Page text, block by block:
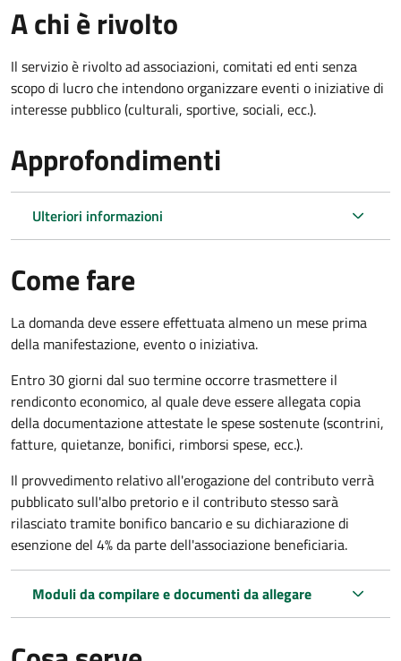
A chi è rivolto
Il servizio è rivolto ad associazioni, comitati ed enti senza
scopo di lucro che intendono organizzare eventi o iniziative di
interesse pubblico (culturali, sportive, sociali, ecc.).
Approfondimenti
Ulteriori informazioni
Come fare
La domanda deve essere effettuata almeno un mese prima
della manifestazione, evento o iniziativa.
Entro 30 giorni dal suo termine occorre trasmettere il
rendiconto economico, al quale deve essere allegata copia
della documentazione attestate le spese sostenute (scontrini,
fatture, quietanze, bonifici, rimborsi spese, ecc.).
Il provvedimento relativo all'erogazione del contributo verrà
pubblicatosull'albo pretorio e il contributo stesso sarà
rilasciato tramite bonifico bancario e su dichiarazione di
esenzione del 4% da parte dell'associazione beneficiaria.
Moduli da compilare e documenti da allegare